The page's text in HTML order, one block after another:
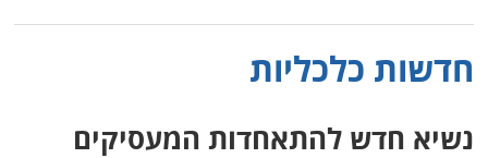
חדשות כלכליות
נשיא חדש להתאחדות המעסיקים